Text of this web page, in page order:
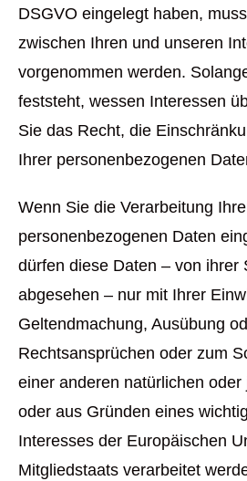
DSGVO eingelegt haben,
zwischen Ihren und unseren
vorgenommen werden.
feststeht, wessen Interessen
Sie das Recht, die
Ihrer personenbezogenen
Wenn Sie die Verarbeitung
personenbezogenen Daten
dürfen diese Daten – von ihrer
abgesehen – nur mit Ihrer
Geltendmachung, Ausübung
Rechtsansprüchen oder zum
einer anderen natürlichen
oder aus Gründen eines
Interesses der Europäischen
Mitgliedstaats verarbeitet